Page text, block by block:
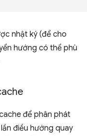
nhật ký (để cho
hướng có thể phù
để phân phát
điều hướng quay